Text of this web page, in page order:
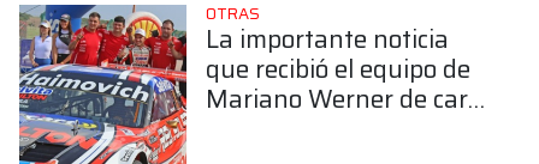
OTRAS
La importante noticia
que recibió el equipo de
Mariano Werner de cara